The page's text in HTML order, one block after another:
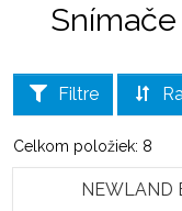
Filtre
Celkom položiek: 8
NEWLAND